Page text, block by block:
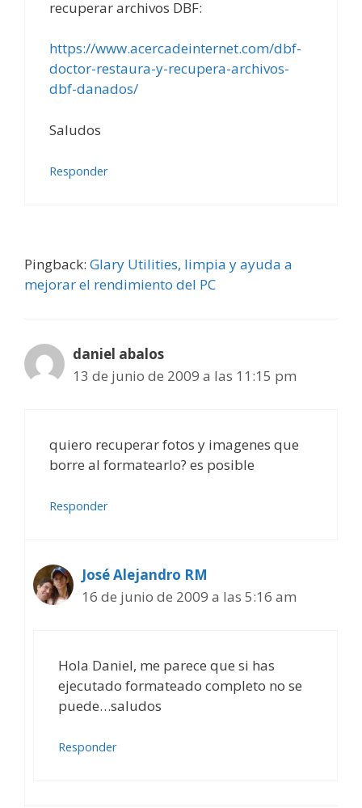
recuperar archivos DBF:
https://www.acercadeinternet.com/dbf-
doctor-restaura-y-recupera-archivos-
dbf-danados/
Saludos
Responder
Pingback: Glary Utilities, limpia y ayuda a
mejorar el rendimiento del PC
daniel abalos
13 de junio de 2009 a las 11:15 pm
quiero recuperar fotos y imagenes que
borre al formatearlo? es posible
Responder
José Alejandro RM
16 de junio de 2009 a las 5:16 am
Hola Daniel, me parece que si has
ejecutado formateado completo no se
puede…saludos
Responder